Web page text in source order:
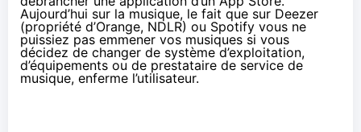
Aujourd’hui sur la musique, le fait que sur Deezer
(propriété d’Orange, NDLR) ou Spotify vous ne
puissiez pas emmener vos musiques si vous
décidez de changer de système d’exploitation,
d’équipements ou de prestataire de service de
musique, enferme l’utilisateur.